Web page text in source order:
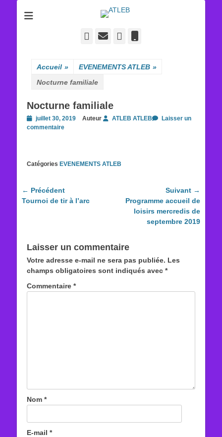
ATLEB
Facebook
E-
Accueil » EVENEMENTS ATLEB »
Nocturne familiale
Nocturne familiale
Posted
on
juillet 30, 2019 Auteur ATLEB ATLEB
Laisser un
commentaire
Catégories EVENEMENTS ATLEB
Navigation
de
← Précédent
Article
Tournoi de tir à l’arc
Suivant →
Article
suivant :
Programme accueil de
loisirs mercredis de
septembre 2019
Laisser un commentaire
Votre adresse e-mail ne sera pas publiée. Les
champs obligatoires sont indiqués avec *
Commentaire *
Nom *
E-mail *